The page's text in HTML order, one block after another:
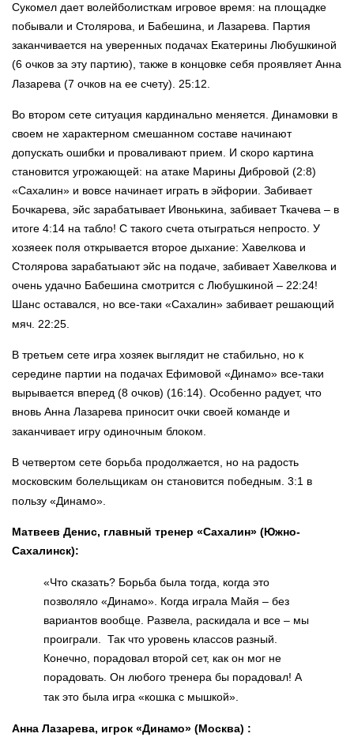
Сукомел дает волейболисткам игровое время: на площадке
побывали и Столярова, и Бабешина, и Лазарева. Партия
заканчивается на уверенных подачах Екатерины Любушкиной
(6 очков за эту партию), также в концовке себя проявляет Анна
Лазарева (7 очков на ее счету). 25:12.
Во втором сете ситуация кардинально меняется. Динамовки в
своем не характерном смешанном составе начинают
допускать ошибки и проваливают прием. И скоро картина
становится угрожающей: на атаке Марины Дибровой (2:8)
«Сахалин» и вовсе начинает играть в эйфории. Забивает
Бочкарева, эйс зарабатывает Ивонькина, забивает Ткачева – в
итоге 4:14 на табло! С такого счета отыграться непросто. У
хозяеек поля открывается второе дыхание: Хавелкова и
Столярова зарабатыают эйс на подаче, забивает Хавелкова и
очень удачно Бабешина смотрится с Любушкиной – 22:24!
Шанс оставался, но все-таки «Сахалин» забивает решающий
мяч. 22:25.
В третьем сете игра хозяек выглядит не стабильно, но к
середине партии на подачах Ефимовой «Динамо» все-таки
вырывается вперед (8 очков) (16:14). Особенно радует, что
вновь Анна Лазарева приносит очки своей команде и
заканчивает игру одиночным блоком.
В четвертом сете борьба продолжается, но на радость
московским болельщикам он становится победным. 3:1 в
пользу «Динамо».
Матвеев Денис, главный тренер «Сахалин» (Южно-
Сахалинск):
«Что сказать? Борьба была тогда, когда это
позволяло «Динамо». Когда играла Майя – без
вариантов вообще. Развела, раскидала и все – мы
проиграли. Так что уровень классов разный.
Конечно, порадовал второй сет, как он мог не
порадовать. Он любого тренера бы порадовал! А
так это была игра «кошка с мышкой».
Анна Лазарева, игрок «Динамо» (Москва) :